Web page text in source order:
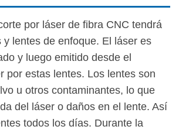
por láser de fibra CNC tendrá
y lentes de enfoque. El láser es
y luego emitido desde el
por estas lentes. Los lentes son
u otros contaminantes, lo que
del láser o daños en el lente. Así
todos los días. Durante la